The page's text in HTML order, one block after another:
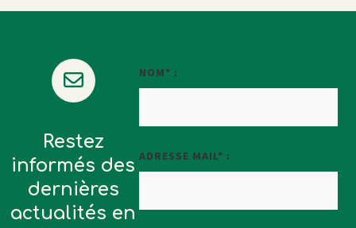
Restez
informés des
dernières
actualités en
NOM* :
ADRESSE MAIL* :